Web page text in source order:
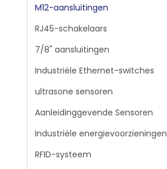
M12-aansluitingen
RJ45-schakelaars
7/8" aansluitingen
Industriële Ethernet-switches
ultrasone sensoren
Aanleidinggevende Sensoren
Industriële energievoorzieningen
RFID-systeem